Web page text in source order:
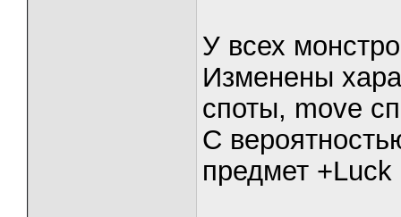
У всех
Изменены
споты, move
С
предмет +Luck